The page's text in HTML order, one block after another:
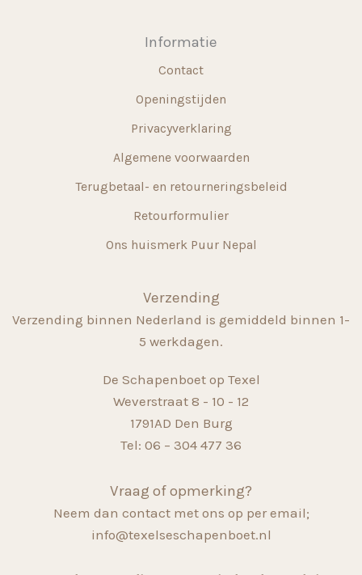
Informatie
Contact
Openingstijden
Privacyverklaring
Algemene voorwaarden
Terugbetaal- en retourneringsbeleid
Retourformulier
Ons huismerk Puur Nepal
Verzending
Verzending binnen Nederland is gemiddeld binnen 1-
5 werkdagen.
De Schapenboet op Texel
Weverstraat 8 - 10 - 12
1791AD Den Burg
Tel: 06 – 304 477 36
Vraag of opmerking?
Neem dan contact met ons op per email;
info@texelseschapenboet.nl